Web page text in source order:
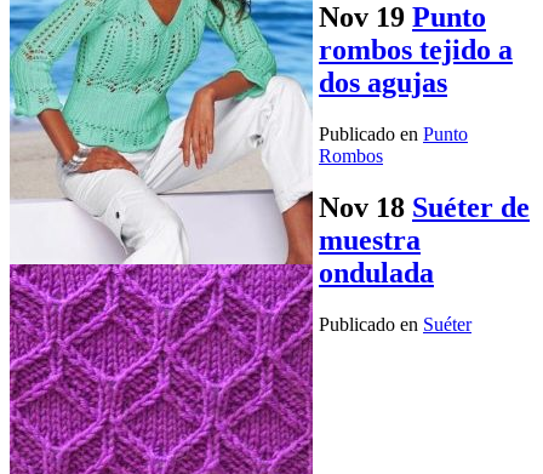
Nov 19 Punto
rombos tejido a
dos agujas
Publicado en Punto
Rombos
Nov 18 Suéter de
muestra
ondulada
Publicado en Suéter